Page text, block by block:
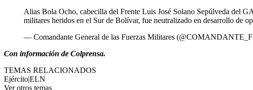
Alias Bola Ocho, cabecilla del Frente Luis José Solano Sepúlveda del
militares heridos en el Sur de Bolívar, fue neutralizado en desarrollo de
— Comandante General de las Fuerzas Militares
Con información de Colprensa.
TEMAS RELACIONADOS
Ejército|ELN
Ver otros temas